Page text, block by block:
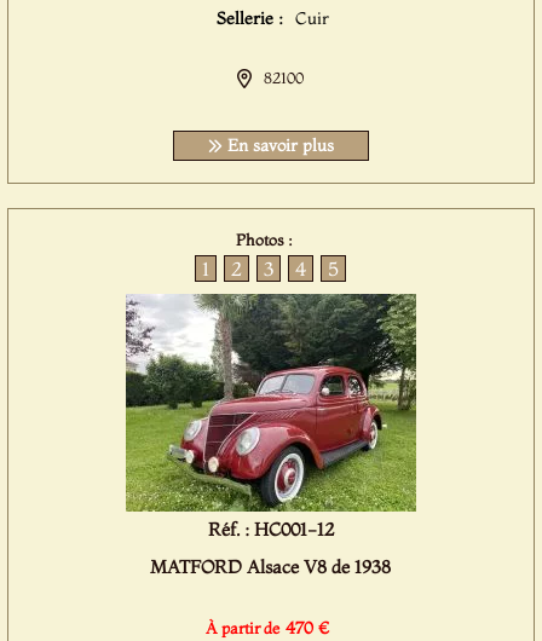
Sellerie : Cuir
82100
En savoir plus
Photos :
1 2 3 4 5
Réf. : HC001-12
MATFORD Alsace V8 de 1938
À partir de 470 €